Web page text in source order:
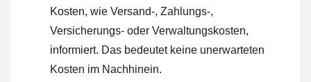
Kosten, wie Versand-, Zahlungs-,
Versicherungs- oder Verwaltungskosten,
informiert. Das bedeutet keine unerwarteten
Kosten im Nachhinein.